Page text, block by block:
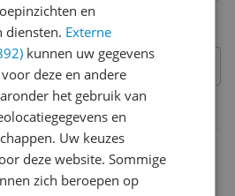
Technisch
min
Vraag 1 van 4 en
diensten. Externe
kunnen uw gegevens
deze en andere
het gebruik van
en
Uw keuzes
deze website. Sommige
zich beroepen op